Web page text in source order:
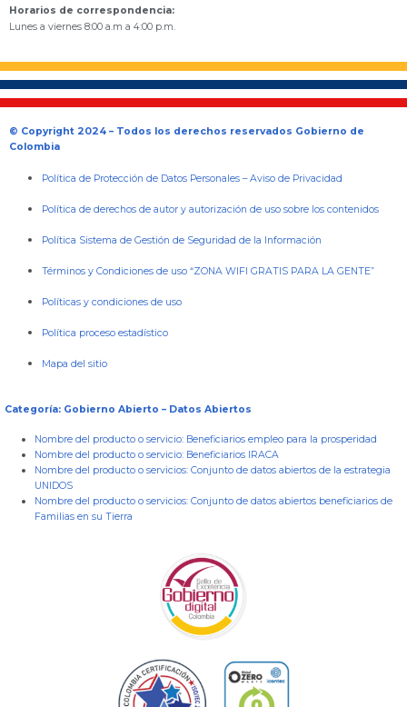
Horarios de correspondencia:
Lunes a viernes 8:00 a.m a 4:00 p.m.
© Copyright 2024 – Todos los derechos reservados Gobierno de
Colombia
Política de Protección de Datos Personales –Aviso de Privacidad
Política de derechos de autor y autorización de uso sobre los contenidos
Política Sistema de Gestión de Seguridad de la Información
Términos y Condiciones de uso “ZONA WIFI GRATIS PARA LA GENTE”
Políticas y condiciones de uso
Política proceso estadístico
Mapa del sitio
Categoría: Gobierno Abierto – Datos Abiertos
Nombre del producto o servicio: Beneficiarios empleo para la prosperidad
Nombre del producto o servicio: Beneficiarios IRACA
Nombre del producto o servicios: Conjunto de datos abiertos de la estrategia
UNIDOS
Nombre del producto o servicios: Conjunto de datos abiertos beneficiarios de
Familias en su Tierra